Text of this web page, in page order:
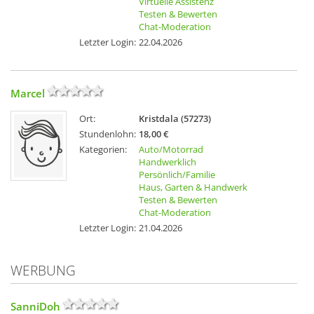
Testen & Bewerten
Chat-Moderation
Letzter Login: 22.04.2026
Marcel
Ort:
Kristdala (57273)
Stundenlohn: 18,00 €
Kategorien:
Auto/Motorrad
Handwerklich
Persönlich/Familie
Haus, Garten & Handwerk
Testen & Bewerten
Chat-Moderation
Letzter Login: 21.04.2026
WERBUNG
SanniDoh